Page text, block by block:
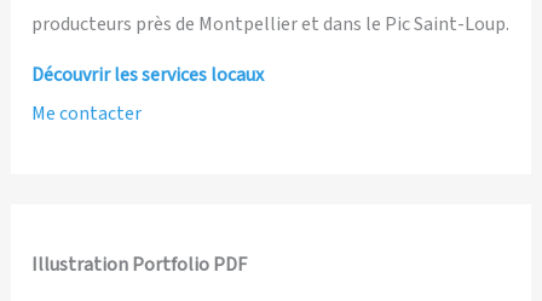
producteurs près de Montpellier et dans le Pic Saint-Loup.
Découvrir les services locaux
Me contacter
Illustration Portfolio PDF